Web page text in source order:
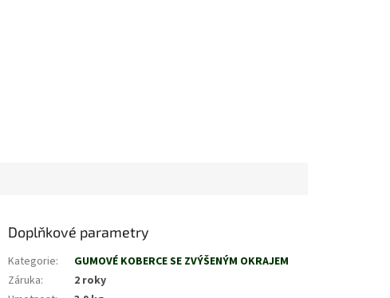
Doplňkové parametry
Kategorie:
GUMOVÉ KOBERCE SE ZVÝŠENÝM OKRAJEM
Záruka:
2 roky